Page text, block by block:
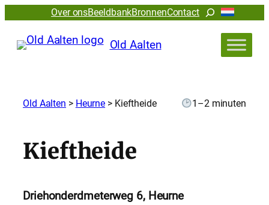
Over onsBeeldbankBronnenContactZoeken
Old Aalten
Old Aalten > Heurne > Kieftheide 1–2 minuten
Kieftheide
Driehonderdmeterweg 6, Heurne